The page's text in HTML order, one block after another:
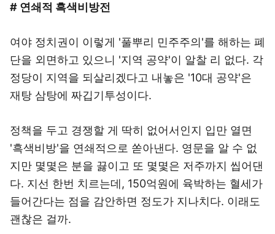
# 연쇄적 흑색비방전
여야 정치권이 이렇게 '풀뿌리 민주주의'를 해하는 폐
단을 외면하고 있으니 '지역 공약'이 알찰 리 없다. 각
정당이 지역을 되살리겠다고 내놓은 '10대 공약'은
재탕 삼탕에 짜깁기투성이다.
정책을 두고 경쟁할 게 딱히 없어서인지 입만 열면
'흑색비방'을 연쇄적으로 쏟아낸다. 영문을 알 수 없
지만 몇몇은 분을 끓이고 또 몇몇은 저주까지 씹어댄
다. 지선 한번 치르는데, 150억원에 육박하는 혈세가
들어간다는 점을 감안하면 정도가 지나치다. 이래도
괜찮은 걸까.